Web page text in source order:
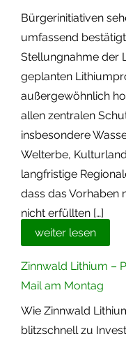
Bürgerinitiativen
umfassend
Stellungnahme der
geplanten
außergewöhnlich
allen zentralen
insbesondere
Welterbe,
langfristige
dass das Vorhaben
nicht erfüllten […]
weiter lesen
Zinnwald Lithium –
Mail am Montag
Wie Zinnwald
blitzschnell zu